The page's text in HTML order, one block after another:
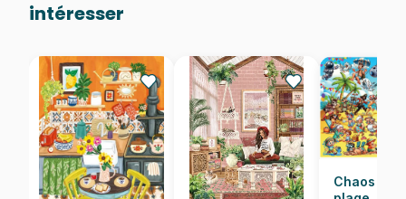
intéresser
Chaos sur